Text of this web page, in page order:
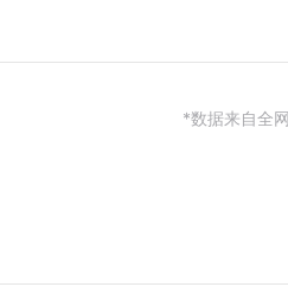
*数据来自全